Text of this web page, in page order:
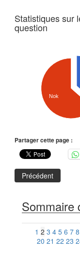
Statistiques sur
question
Nok
Partager cette page :
Précédent
Sommaire
1 2 3 4 5 6 7 8
20 21 22 23